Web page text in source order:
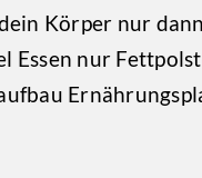
Körper nur
Essen nur